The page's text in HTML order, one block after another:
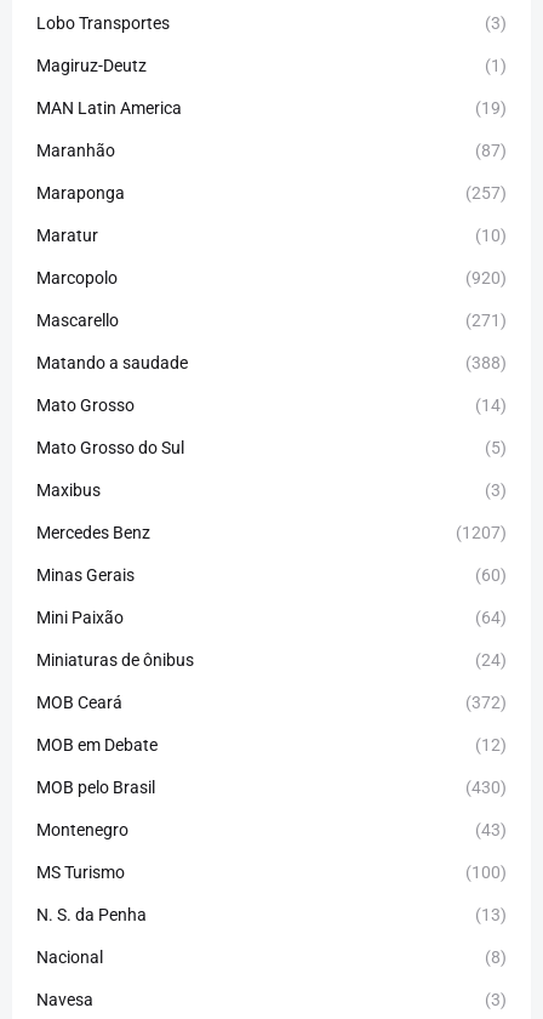
Lobo Transportes (3)
Magiruz-Deutz (1)
MAN Latin America (19)
Maranhão (87)
Maraponga (257)
Maratur (10)
Marcopolo (920)
Mascarello (271)
Matando a saudade (388)
Mato Grosso (14)
Mato Grosso do Sul (5)
Maxibus (3)
Mercedes Benz (1207)
Minas Gerais (60)
Mini Paixão (64)
Miniaturas de ônibus (24)
MOB Ceará (372)
MOB em Debate (12)
MOB pelo Brasil (430)
Montenegro (43)
MS Turismo (100)
N. S. da Penha (13)
Nacional (8)
Navesa (3)